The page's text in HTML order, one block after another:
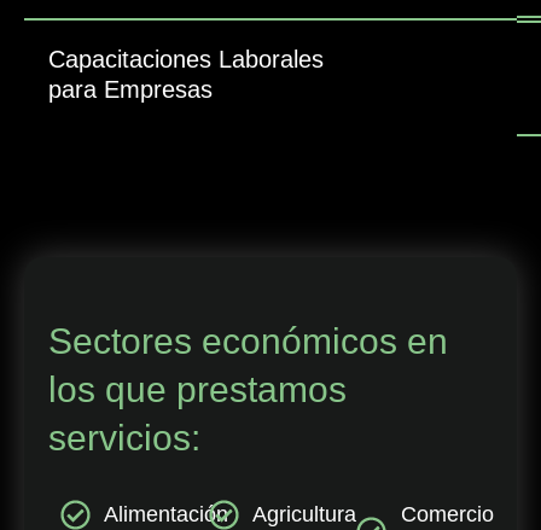
Capacitaciones Laborales
para Empresas
Sectores económicos en
los que prestamos
servicios:
Alimentación Agricultura
Comercio